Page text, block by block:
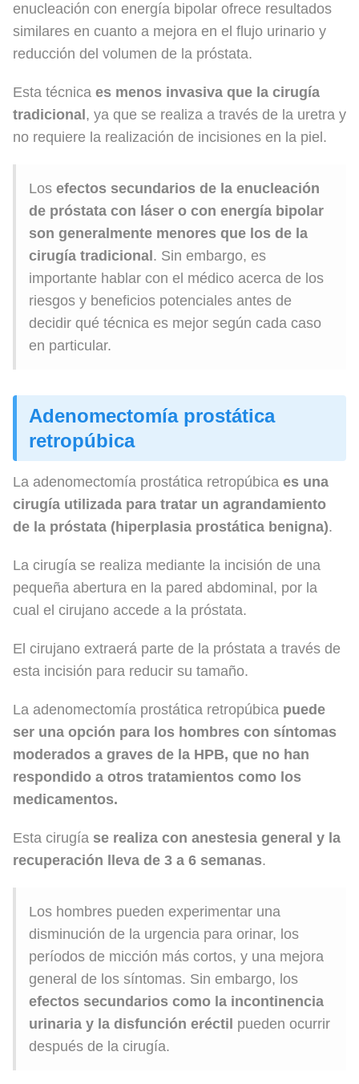
enucleación con energía bipolar ofrece resultados
similares en cuanto a mejora en el flujo urinario y
reducción del volumen de la próstata.
Esta técnica es menos invasiva que la cirugía
tradicional , ya que se realiza a través de la uretra y
no requiere la realización de incisiones en la piel.
Los efectos secundarios de la enucleación
de próstata con láser o con energía bipolar
son generalmente menores que los de la
cirugía tradicional . Sin embargo, es
importante hablar con el médico acerca de los
riesgos y beneficios potenciales antes de
decidir qué técnica es mejor según cada caso
en particular.
Adenomectomía prostática
retropúbica
La adenomectomía prostática retropúbica es una
cirugía utilizada para tratar un agrandamiento
de la próstata (hiperplasia prostática benigna).
La cirugía se realiza mediante la incisión de una
pequeña abertura en la pared abdominal, por la
cual el cirujano accede a la próstata.
El cirujano extraerá parte de la próstata a través de
esta incisión para reducir su tamaño.
La adenomectomía prostática retropúbica puede
ser una opción para los hombres con síntomas
moderados a graves de la HPB, que no han
respondido a otros tratamientos como los
medicamentos.
Esta cirugía se realiza con anestesia general y la
recuperación lleva de 3 a 6 semanas.
Los hombres pueden experimentar una
disminución de la urgencia para orinar, los
períodos de micción más cortos, y una mejora
general de los síntomas. Sin embargo, los
efectos secundarios como la incontinencia
urinaria y la disfunción eréctil pueden ocurrir
después de la cirugía.